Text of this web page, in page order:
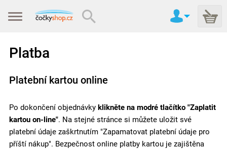
Platba
Platební kartou online
Po dokončení objednávky klikněte na modré tlačítko "Zaplatit
kartou on-line". Na stejné stránce si můžete uložit své
platební údaje zaškrtnutím "Zapamatovat platební údaje pro
příští nákup". Bezpečnost online platby kartou je zajištěna